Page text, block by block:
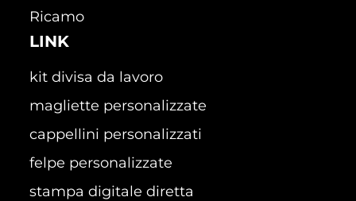
Ricamo
LINK
kit divisa da lavoro
magliette personalizzate
cappellini personalizzati
felpe personalizzate
stampa digitale diretta